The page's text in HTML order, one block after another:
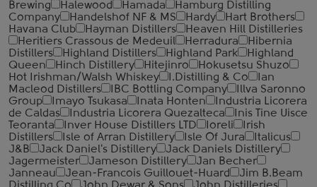
Brewing
Halewood Hamada
Hamburg Distilling
Company
Handelshof NF & MS Hardy
Hart Brothers
Havana Club
Hayman Distillers
Heaven Hill Distilleries
Heritiers Crassous de Medeuil
Herradura
Hibernia
Distillers
Highland Distillers Highland Park
Highland
Queen
Hinch Distillery Hitejinro
Hokusetsu Shuzo
Hot Irishman/Walsh Whiskey
I.Distilling & Co
Ian
Macleod Distillers
IBC Bottling Company
Illva Saronno
Group
Imayo Tsukasa Inata Honten
Industria Licorera
de Caldas
Industria Licorera Quezalteca
Inis Tine Uisce
Teoranta
Inver House Distillers LTD Ioreli
Irish
Distillers
Isle of Arran Distillery Isle Of Jura
Italicus
J&B
Jack Daniel's Distillery
Jack Daniels Distillery
Jagermeister
Jameson Distillery
Jan Becher
Janneau
Jean-Francois Guillouet-Huard
Jim B.Beam